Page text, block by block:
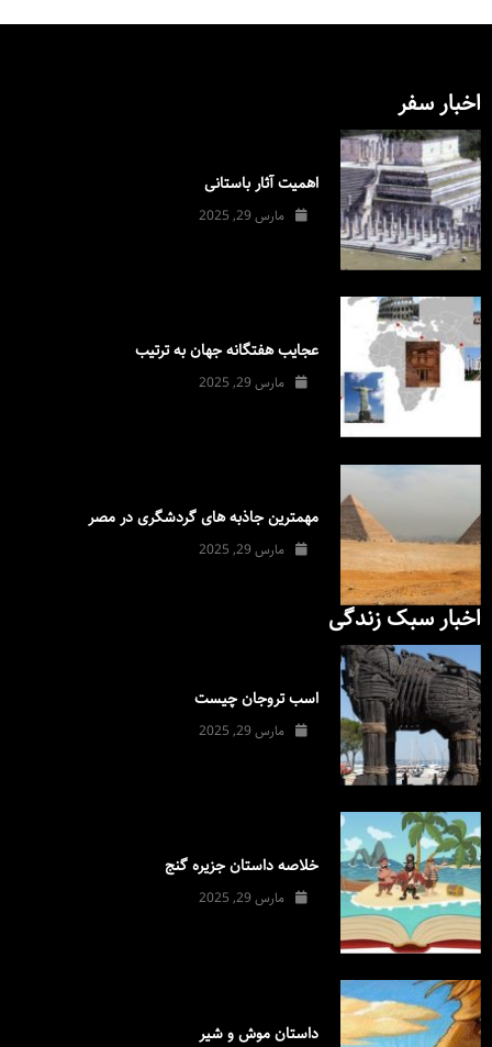
اخبار سفر
اهمیت آثار باستانی
مارس 29, 2025
عجایب هفتگانه جهان به ترتیب
مارس 29, 2025
مهمترین جاذبه های گردشگری در مصر
مارس 29, 2025
اخبار سبک زندگی
اسب تروجان چیست
مارس 29, 2025
خلاصه داستان جزیره گنج
مارس 29, 2025
داستان موش و شیر